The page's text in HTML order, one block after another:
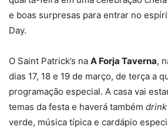
e boas surpresas para entrar no
Day.
O Saint Patrick’s na A Forja Taverna,
dias 17, 18 e 19 de março, de terça a
programação especial. A casa vai
temas da festa e haverá também drink
verde, música típica e cardápio